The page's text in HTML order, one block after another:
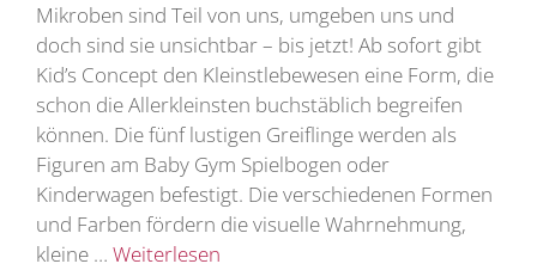
Mikroben sind Teil von uns, umgeben uns und
doch sind sie unsichtbar – bis jetzt! Ab sofort gibt
Kid’s Concept den Kleinstlebewesen eine Form, die
schon die Allerkleinsten buchstäblich begreifen
können. Die fünf lustigen Greiflinge werden als
Figuren am Baby Gym Spielbogen oder
Kinderwagen befestigt. Die verschiedenen Formen
und Farben fördern die visuelle Wahrnehmung,
kleine … Weiterlesen